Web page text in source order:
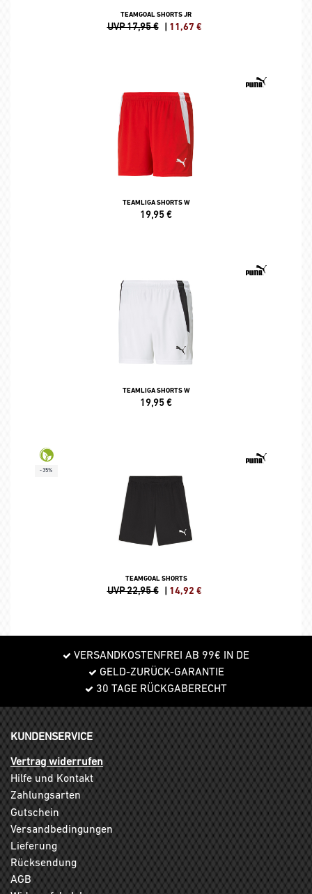
TEAMGOAL SHORTS JR
UVP 17,95 € | 11,67 €
TEAMLIGA SHORTS W
19,95€
TEAMLIGA SHORTS W
19,95€
-35%
TEAMGOAL SHORTS
UVP 22,95 € | 14,92 €
VERSANDKOSTENFREI AB 99€ IN DE
GELD-ZURÜCK-GARANTIE
30 TAGE RÜCKGABERECHT
KUNDENSERVICE
Vertrag widerrufen
Hilfe und Kontakt
Zahlungsarten
Gutschein
Versandbedingungen
Lieferung
Rücksendung
AGB